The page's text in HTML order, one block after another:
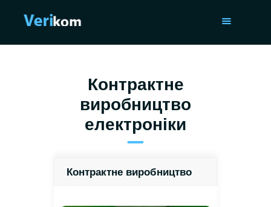
ПОСЛУГИ
ПОРТФОЛІО
СТАТТІ
ISO 9001
Контрактне
виробництво
електроніки
Контрактне виробництво